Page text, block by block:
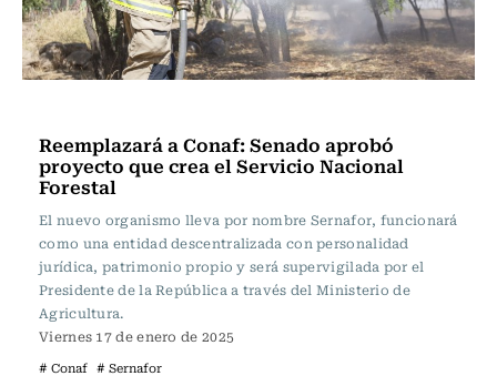
Reemplazará a Conaf: Senado aprobó
proyecto que crea el Servicio Nacional
Forestal
El nuevo organismo lleva por nombre Sernafor, funcionará
como una entidad descentralizada con personalidad
jurídica, patrimonio propio y será supervigilada por el
Presidente de la República a través del Ministerio de
Agricultura.
Viernes 17 de enero de 2025
# Conaf # Sernafor